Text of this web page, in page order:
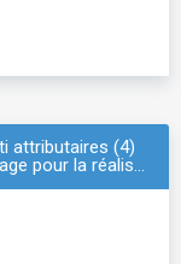
attributaires (4)
pour la réalis…